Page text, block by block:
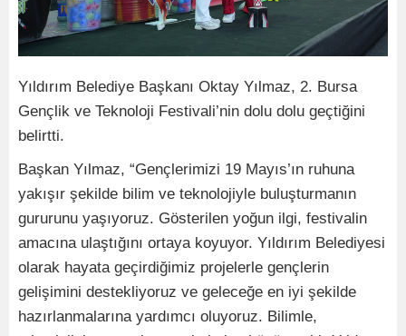
Yıldırım Belediye Başkanı Oktay Yılmaz, 2. Bursa
Gençlik ve Teknoloji Festivali’nin dolu dolu geçtiğini
belirtti.
Başkan Yılmaz, “Gençlerimizi 19 Mayıs’ın ruhuna
yakışır şekilde bilim ve teknolojiyle buluşturmanın
gururunu yaşıyoruz. Gösterilen yoğun ilgi, festivalin
amacına ulaştığını ortaya koyuyor. Yıldırım Belediyesi
olarak hayata geçirdiğimiz projelerle gençlerin
gelişimini destekliyoruz ve geleceğe en iyi şekilde
hazırlanmalarına yardımcı oluyoruz. Bilimle,